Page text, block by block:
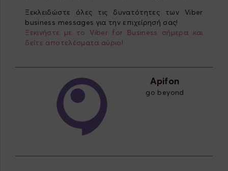
Ξεκλειδώστε όλες τις δυνατότητες των Viber
business messages για την επιχείρησή σας!
Ξεκινήστε με το Viber for Business σήμερα και
δείτε αποτελέσματα αύριο!
Apifon
go beyond